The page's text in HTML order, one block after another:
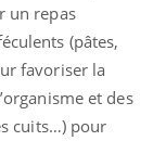
un repas
(pâtes,
favoriser la
et des
cuits…) pour